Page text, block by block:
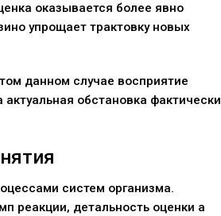
оказывается более явно
упрощает трактовку новых
данном случае восприятие
обстановка фактически
систем организма.
реакции, детальность оценки а